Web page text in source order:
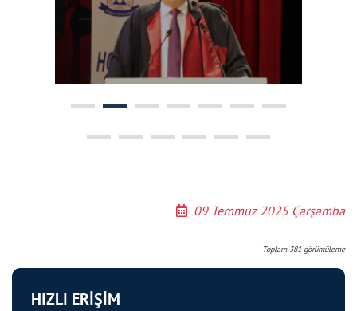
HIZLI ERİŞİM
09 Temmuz 2025 Çarşamba
Toplam 381 görüntüleme